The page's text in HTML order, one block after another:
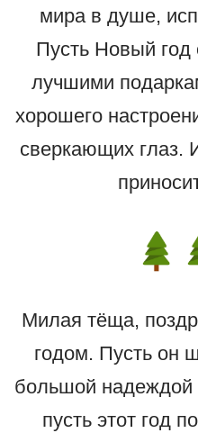
мира в душе,
Пусть Новый год
лучшими
хорошего
сверкающих глаз.
Милая тёща,
годом. Пусть он
большой надеждой
пусть этот год